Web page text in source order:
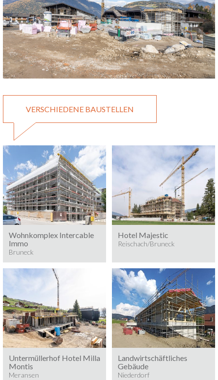
VERSCHIEDENE BAUSTELLEN
Wohnkomplex Intercable
Immo
Bruneck
Baumeisterarbeiten 2026
BRUNECK
Hotel Majestic
Reischach/Bruneck
Reischach, Bruneck
Baumeisterarbeiten 2026
Untermüllerhof Hotel Milla
Montis
Meransen
Baumeisterarbeiten 2026
MERANSEN
Landwirtschäftliches
Gebäude
Niederdorf
Baumeisterarbeiten 2026
NIEDERDORF